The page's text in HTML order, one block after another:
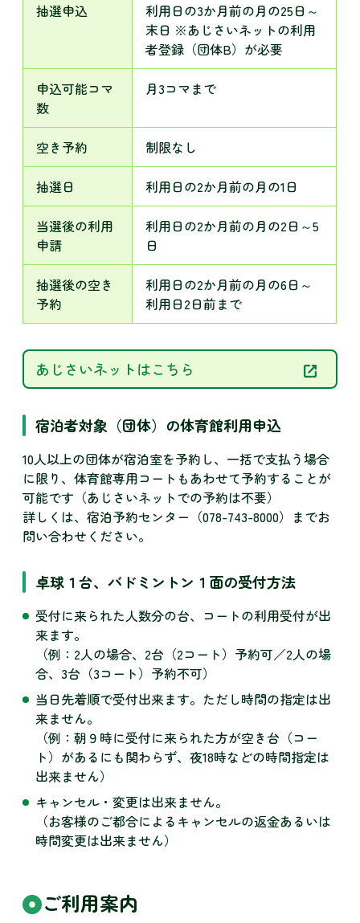
抽選申込
利用日の3か月前の月の25日～
末日 ※あじさいネットの利用
者登録（団体B）が必要
申込可能コマ
数
月3コマまで
空き予約 制限なし
抽選日 利用日の2か月前の月の1日
当選後の利用
申請
利用日の2か月前の月の2日～5
日
抽選後の空き
予約
利用日の2か月前の月の6日～
利用日2日前まで
あじさいネットはこちら
宿泊者対象（団体）の体育館利用申込
10人以上の団体が宿泊室を予約し、一括で支払う場合
に限り、体育館専用コートもあわせて予約することが
可能です（あじさいネットでの予約は不要）
詳しくは、宿泊予約センター（078-743-8000）までお
問い合わせください。
卓球１台、バドミントン１面の受付方法
受付に来られた人数分の台、コートの利用受付が出
来ます。
（例：2人の場合、2台（2コート）予約可／2人の場
合、3台（3コート）予約不可）
当日先着順で受付出来ます。ただし時間の指定は出
来ません。
（例：朝９時に受付に来られた方が空き台（コー
ト）があるにも関わらず、夜18時などの時間指定は
出来ません）
キャンセル・変更は出来ません。
（お客様のご都合によるキャンセルの返金あるいは
時間変更は出来ません）
ご利用案内